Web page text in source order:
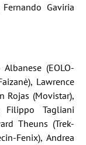
Gaviria
(EOLO-
Lawrence
Rojas (Movistar),
Filippo Tagliani
Theuns (Trek-
Fenix), Andrea